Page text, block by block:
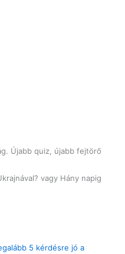
Újabb quiz, újabb fejtörő
vagy Hány napig
5 kérdésre jó a